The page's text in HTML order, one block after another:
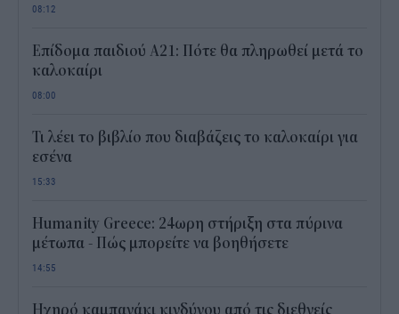
08:12
Επίδομα παιδιού Α21: Πότε θα πληρωθεί μετά το
καλοκαίρι
08:00
Τι λέει το βιβλίο που διαβάζεις το καλοκαίρι για
εσένα
15:33
Humanity Greece: 24ωρη στήριξη στα πύρινα
μέτωπα - Πώς μπορείτε να βοηθήσετε
14:55
Ηχηρό καμπανάκι κινδύνου από τις διεθνείς